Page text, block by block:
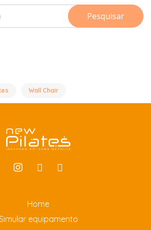
Pesquisar
Wall Chair
Home
equipamento